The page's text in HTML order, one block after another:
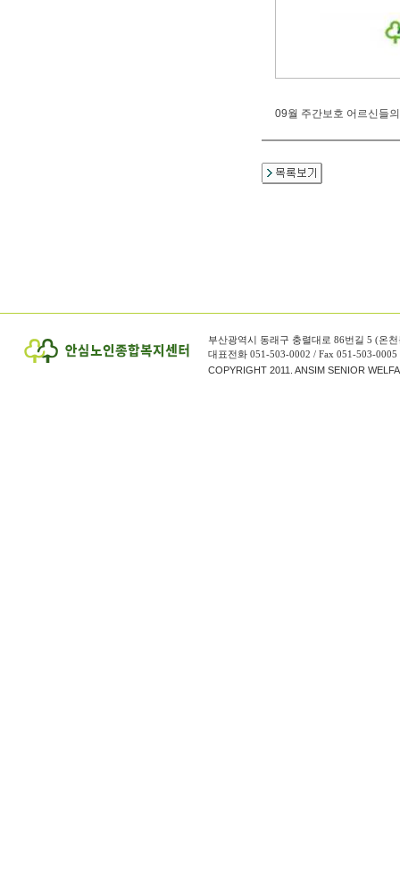
09월 주간보호 어르신들
부산광역시 동래구 충렬대로 86번길 5 (온천
대표전화 051-503-0002 / Fax 051-503-0005
COPYRIGHT 2011. ANSIM SENIOR